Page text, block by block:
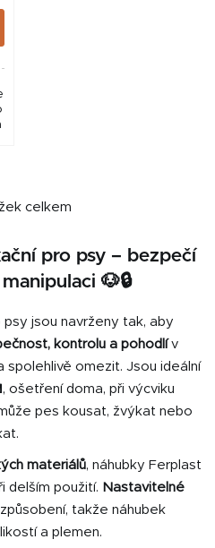
O
l
á
a
c
í
p
r
v
k
v
ý
p
i
celkem
pro psy – bezpečí
🐶🔒
jsou navrženy tak, aby
kontrolu a pohodlív
spolehlivě omezit. Jsou ideální
ošetření doma, při výcviku
pes kousat, žvýkat nebo
materiálů, náhubky Ferplast
delším použití. Nastavitelné
takže náhubek
a plemen.